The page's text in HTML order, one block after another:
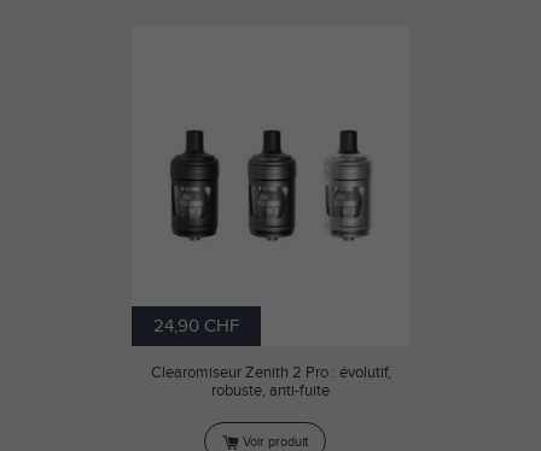
24,90 CHF
Clearomiseur Zenith 2 Pro : évolutif,
robuste, anti-fuite
Voir produit